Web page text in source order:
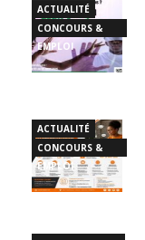
ACTUALITÉ
CONCOURS &
EMPLOI
ACTUALITÉ
CONCOURS &
EMPLOI